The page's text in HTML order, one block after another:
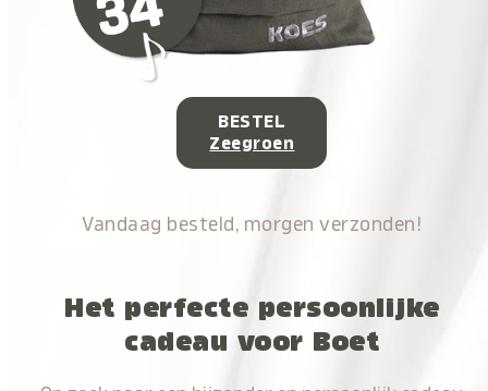
BESTEL
Zeegroen
Vandaag besteld, morgen verzonden!
Het perfecte persoonlijke
cadeau voor Boet